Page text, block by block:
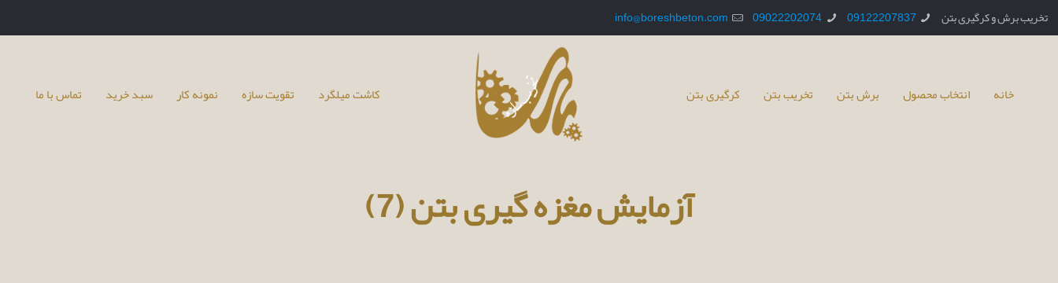
تخریب برش و کرگیری بتن 09122207837
09022202074
info@boreshbeton.com
کاشت میلگرد تقویت سازه نمونه کار سبد خرید تماس با ما خانه انتخاب محصول برش بتن تخریب بتن کرگیری بتن
آزمایش مغزه گیری بتن (7)